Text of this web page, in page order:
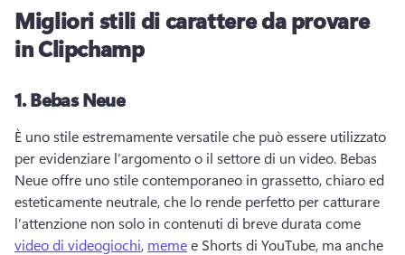
Migliori stili di carattere da provare
in Clipchamp
1.Bebas Neue
È uno stile estremamente versatile che può essere utilizzato
per evidenziare l’argomento o il settore di un video. Bebas
Neue offre uno stile contemporaneo in grassetto, chiaro ed
esteticamente neutrale, che lo rende perfetto per catturare
l’attenzione non solo in contenuti di breve durata come
video di videogiochi, meme e Shorts di YouTube, ma anche